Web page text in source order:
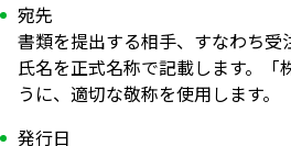
宛先
書類を提出する相手、すなわち
氏名を正式名称で記載します。「
うに、適切な敬称を使用します。
発行日